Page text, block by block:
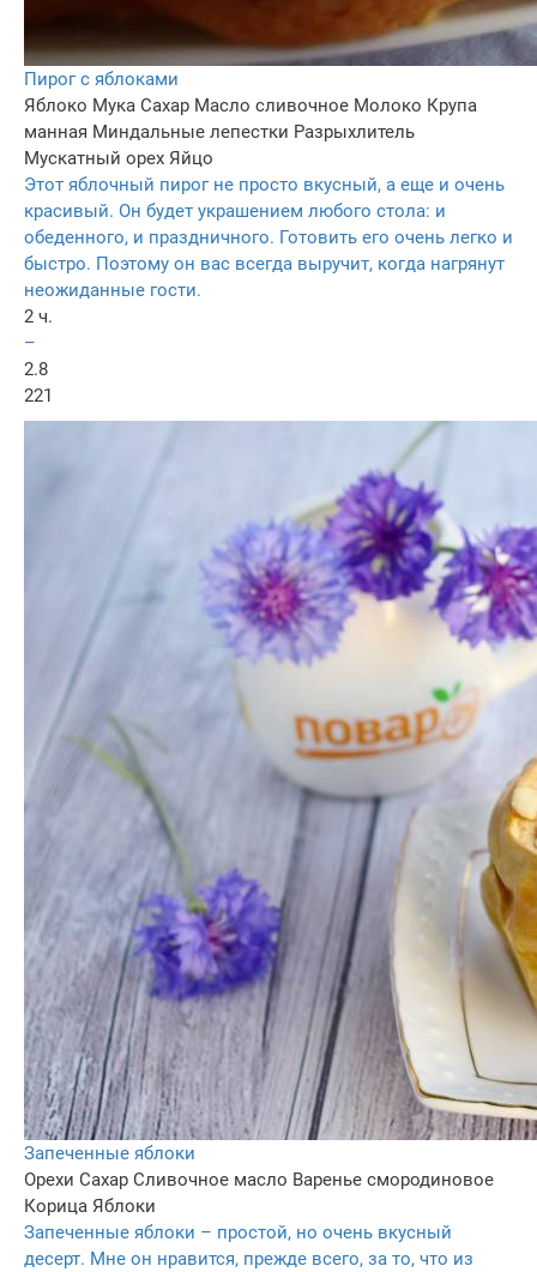
Пирог с яблоками
Яблоко Мука Сахар Масло сливочное Молоко Крупа
манная Миндальные лепестки Разрыхлитель
Мускатный орех Яйцо
Этот яблочный пирог не просто вкусный, а еще и очень
красивый. Он будет украшением любого стола: и
обеденного, и праздничного. Готовить его очень легко и
быстро. Поэтому он вас всегда выручит, когда нагрянут
неожиданные гости.
2 ч.
–
2.8
221
Запеченные яблоки
Орехи Сахар Сливочное масло Варенье смородиновое
Корица Яблоки
Запеченные яблоки – простой, но очень вкусный
десерт. Мне он нравится, прежде всего, за то, что из